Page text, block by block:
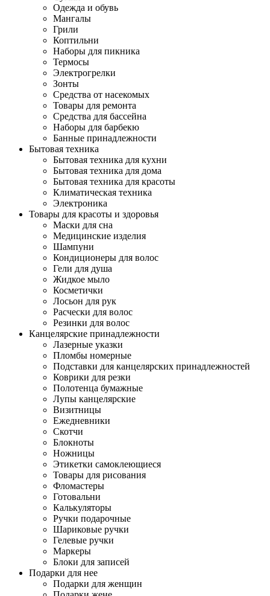
Одежда и обувь
Мангалы
Грили
Коптильни
Наборы для пикника
Термосы
Электрогрелки
Зонты
Средства от насекомых
Товары для ремонта
Средства для бассейна
Наборы для барбекю
Банные принадлежности
Бытовая техника
Бытовая техника для кухни
Бытовая техника для дома
Бытовая техника для красоты
Климатическая техника
Электроника
Товары для красоты и здоровья
Маски для сна
Медицинские изделия
Шампуни
Кондиционеры для волос
Гели для душа
Жидкое мыло
Косметички
Лосьон для рук
Расчески для волос
Резинки для волос
Канцелярские принадлежности
Лазерные указки
Пломбы номерные
Подставки для канцелярских принадлежностей
Коврики для резки
Полотенца бумажные
Лупы канцелярские
Визитницы
Ежедневники
Скотчи
Блокноты
Ножницы
Этикетки самоклеющиеся
Товары для рисования
Фломастеры
Готовальни
Калькуляторы
Ручки подарочные
Шариковые ручки
Гелевые ручки
Маркеры
Блоки для записей
Подарки для нее
Подарки для женщин